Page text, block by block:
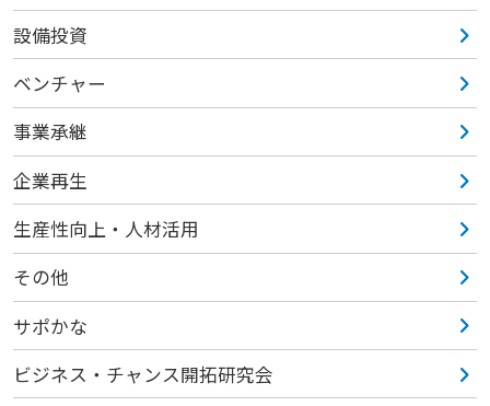
設備投資
ベンチャー
事業承継
企業再生
生産性向上・人材活用
その他
サポかな
ビジネス・チャンス開拓研究会